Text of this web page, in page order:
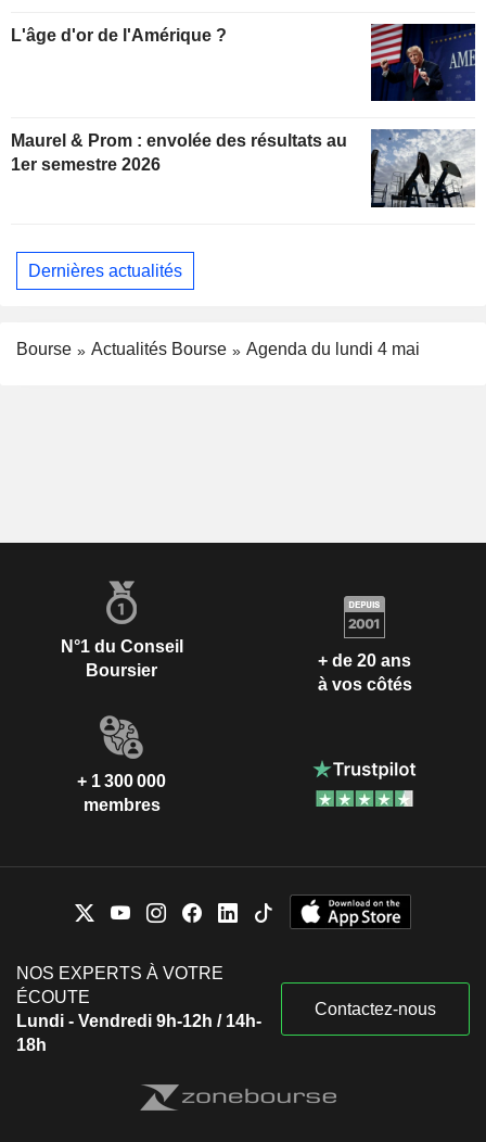
L'âge d'or de l'Amérique ?
Maurel & Prom : envolée des résultats au
1er semestre 2026
Dernières actualités
Bourse Actualités Bourse Agenda du lundi 4 mai
N°1 du Conseil
Boursier
+ de 20 ans
à vos côtés
+ 1 300 000
membres
NOS EXPERTS À VOTRE
ÉCOUTE
Lundi - Vendredi 9h-12h / 14h-
18h
Contactez-nous